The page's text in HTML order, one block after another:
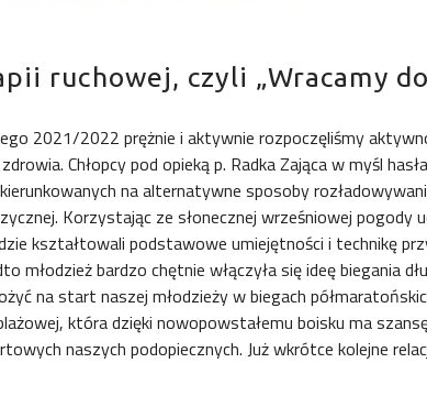
ruchowej, czyli „Wracamy
2021/2022 prężnie i aktywnie rozpoczęliśmy
Chłopcy pod opieką p. Radka Zająca w myśl
na alternatywne sposoby
Korzystając ze słonecznej wrześniowej pogody
kształtowali podstawowe umiejętności i technikę
młodzież bardzo chętnie włączyła się ideę biegania
na start naszej młodzieży w biegach
która dzięki nowopowstałemu boisku ma
naszych podopiecznych. Już wkrótce kolejne